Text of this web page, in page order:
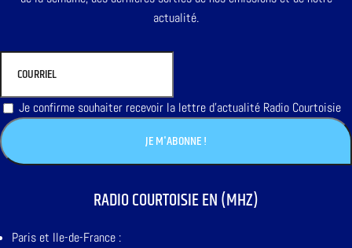
actualité.
Je confirme souhaiter recevoir la lettre d'actualité Radio Courtoisie
RADIO COURTOISIE EN (MHZ)
Paris et Ile-de-France :